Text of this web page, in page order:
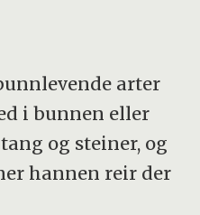
arter
i bunnen eller
og steiner, og
hannen reir der